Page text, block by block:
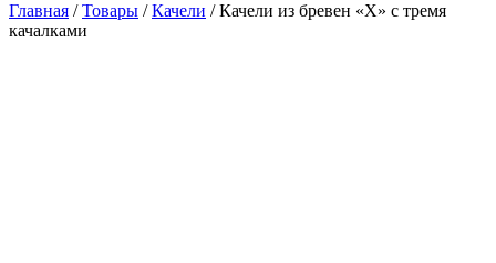
Главная /Товары /Качели /Качели из бревен «Х» с тремя
качалками